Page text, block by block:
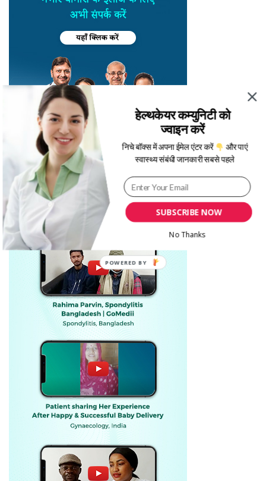
SUBSCRIBE NOW
हेल्थकेयर कम्युनिटी को
ज्वाइन करें
निचे बॉक्स में अपना ईमेल एंटर करें और पाएं
स्वास्थ्य संबंधी जानकारी सबसे पहले
No Thanks
POWERED BY